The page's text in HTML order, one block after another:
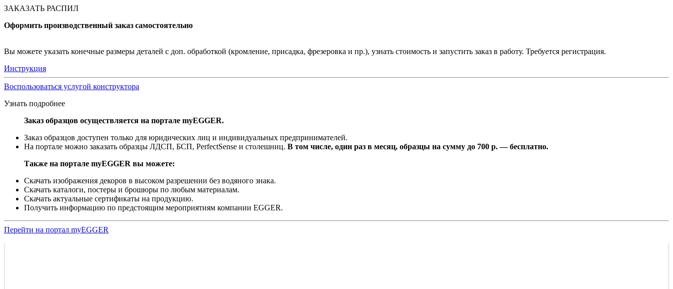
ЗАКАЗАТЬ РАСПИЛ
Оформить производственный заказ самостоятельно
Вы можете указать конечные размеры деталей с доп. обработкой (кромление, присадка, фрезеровка и пр.), узнать стоимость и запустить заказ в работу. Требуется регистрация.
Инструкция
Воспользоваться услугой конструктора
Узнать подробнее
Заказ образцов осуществляется на портале myEGGER.
Заказ образцов доступен только для юридических лиц и индивидуальных предпринимателей.
На портале можно заказать образцы ЛДСП, БСП, PerfectSense и столешниц. В том числе, один раз в месяц, образцы на сумму до 700 р. — бесплатно.
Также на портале myEGGER вы можете:
Скачать изображения декоров в высоком разрешении без водяного знака.
Скачать каталоги, постеры и брошюры по любым материалам.
Скачать актуальные сертификаты на продукцию.
Получить информацию по предстоящим мероприятиям компании EGGER.
Перейти на портал myEGGER